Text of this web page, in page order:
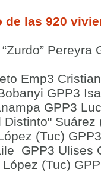
de las 920
Pereyra
Emp3
GPP3
GPP3
Distinto"
(Tuc)
GPP3 Ulises
(Tuc)